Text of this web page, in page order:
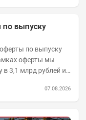
выпуску
оферты мы
3,1 млрд рублей из
07.08.2026